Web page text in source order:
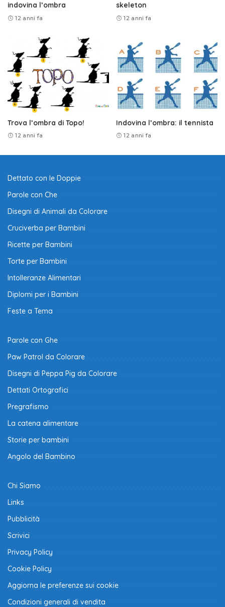
indovina l’ombra
12 anni fa
skeleton
12 anni fa
Trova l’ombra di Topo!
12 anni fa
Indovina l’ombra: il tennista
12 anni fa
Dettato con le Doppie
Parole con Che
Disegni di Animali da Colorare
Cruciverba per Bambini
Ricette per Bambini
Torte per Bambini
Intolleranze Alimentari
Diplomi per i Bambini
Feste a Tema
Parole con Ghe
Paw Patrol da Colorare
Disegni di Peppa Pig da Colorare
Dettati Ortografici
Pregrafismo
La catena alimentare
Storie per bambini
Angolo del Bambino
Chi Siamo
Links
Pubblicità
Scrivici
Privacy Policy
Cookie Policy
Aggiorna le preferenze sui cookie
Condizioni generali di vendita